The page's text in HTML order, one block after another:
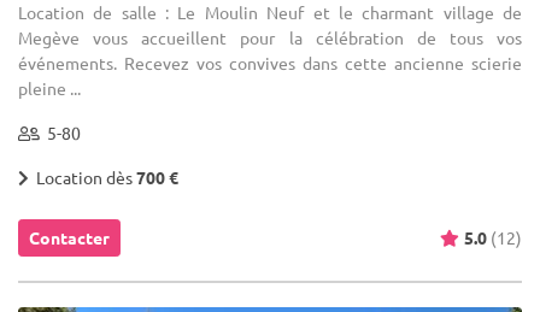
Location de salle : Le Moulin Neuf et le charmant village de
Megève vous accueillent pour la célébration de tous vos
événements. Recevez vos convives dans cette ancienne scierie
pleine ...
5-80
Location dès700 €
Contacter 5.0 (12)